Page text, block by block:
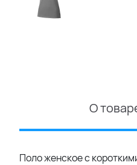
О
Поло женское с